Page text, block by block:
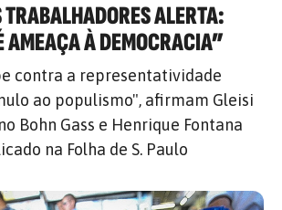
TRABALHADORES ALERTA:
AMEAÇA À DEMOCRACIA”
contra a representatividade
ao populismo", afirmam Gleisi
Bohn Gass e Henrique Fontana
na Folha de S. Paulo